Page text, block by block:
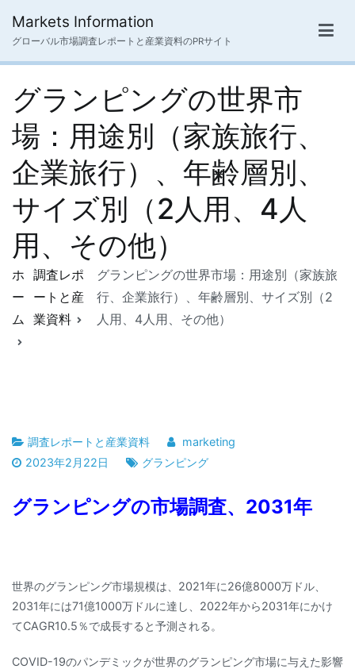
ス
Markets Information
グローバル市場調査レポートと産業資料のPRサイト
グランピングの世界市
場：用途別（家族旅行、
企業旅行）、年齢層別、
サイズ別（2人用、4人
用、その他）
ホ
ー
ム
調査レポ
ートと産
業資料
グランピングの世界市場：用途別（家族旅
行、企業旅行）、年齢層別、サイズ別（2
人用、4人用、その他）
調査レポートと産業資料
marketing
2023年2月22日
グランピング
グランピングの市場調査、2031年
世界のグランピング市場規模は、2021年に26億8000万ドル、
2031年には71億1000万ドルに達し、2022年から2031年にかけ
てCAGR10.5％で成長すると予測される。
COVID-19のパンデミックが世界のグランピング市場に与えた影響